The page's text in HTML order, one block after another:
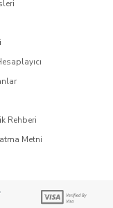
Rehberi
Metni